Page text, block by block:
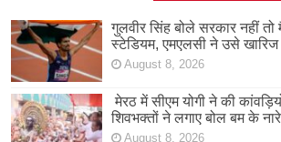
गुलवीर सिंह बोले सरकार नहीं तो
स्टेडियम, एमएलसी ने उसे खारिज
August 8, 2026
मेरठ में सीएम योगी ने की
शिवभक्तों ने लगाए बोल बम के नारे
August 8, 2026